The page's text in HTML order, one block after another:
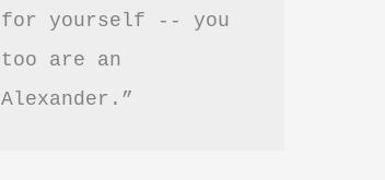
for yourself -- you
too are an
Alexander.”